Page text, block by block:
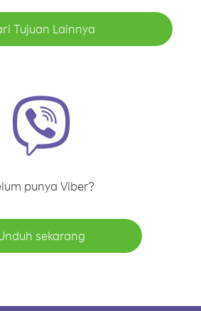
Tujuan Lainnya
punya Viber?
sekarang